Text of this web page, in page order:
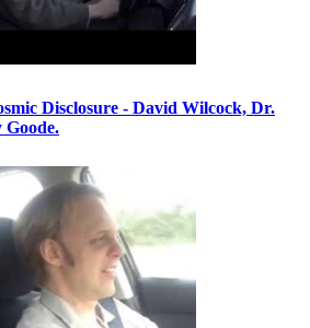
Disclosure - David Wilcock, Dr.